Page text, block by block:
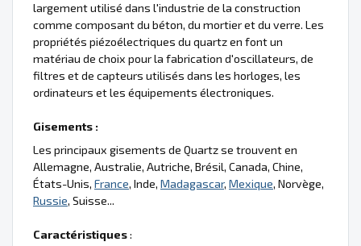
largement utilisé dans l'industrie de la construction
comme composant du béton, du mortier et du verre. Les
propriétés piézoélectriques du quartz en font un
matériau de choix pour la fabrication d'oscillateurs, de
filtres et de capteurs utilisés dans les horloges, les
ordinateurs et les équipements électroniques.
Gisements :
Les principaux gisements de Quartz se trouvent en
Allemagne, Australie, Autriche, Brésil, Canada, Chine,
États-Unis, France, Inde, Madagascar, Mexique, Norvège,
Russie, Suisse...
Caractéristiques: